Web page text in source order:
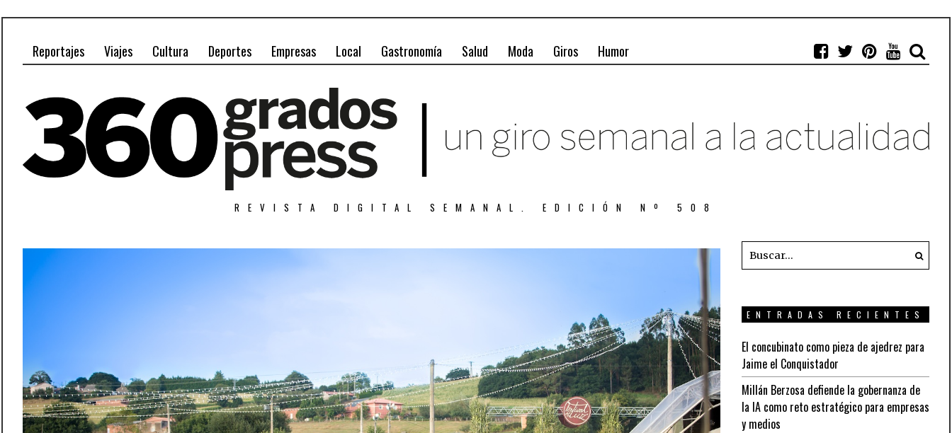
Reportajes Viajes Cultura Deportes Empresas Local Gastronomía Salud Moda Giros Humor
REVISTA DIGITAL SEMANAL. EDICIÓN Nº 508
ENTRADAS RECIENTES
El concubinato como pieza de ajedrez para
Jaime el Conquistador
Millán Berzosa defiende la gobernanza de
la IA como reto estratégico para empresas
y medios